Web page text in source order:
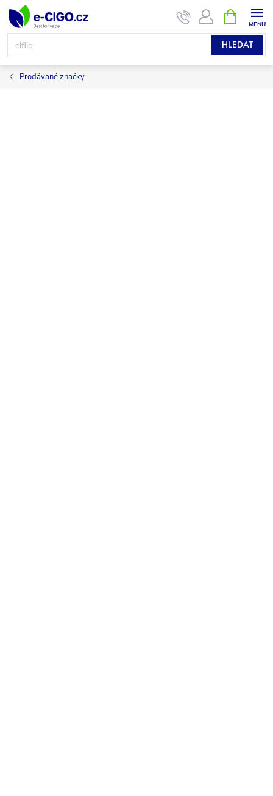
Přejít
obsah
HLEDAT
NÁKUPNÍ
KOŠÍK
Prodávané značky